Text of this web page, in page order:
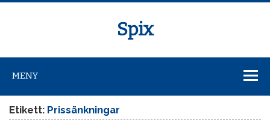
Spix
MENY
Etikett: Prissänkningar